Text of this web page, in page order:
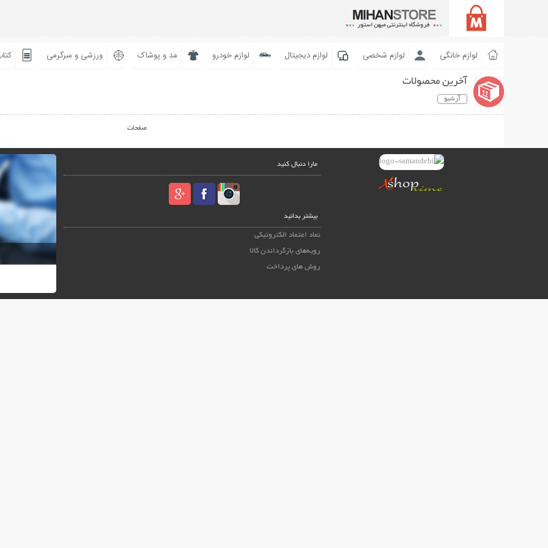
لوازم خانگی لوازم شخصی لوازم دیجیتال لوازم خودرو مد و پوشاک ورزشی و سرگرمی
آخرین محصولات
آرشیو
صفحات
مارا دنبال کنید
بیشتر بدانید
نماد اعتماد الکترونیکی
رویه‌های بازگرداندن کالا
روش های پرداخت